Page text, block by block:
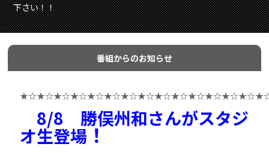
下さい！！
番組からのお知らせ
8/8 勝俣州和さんがスタジ
オ生登場！